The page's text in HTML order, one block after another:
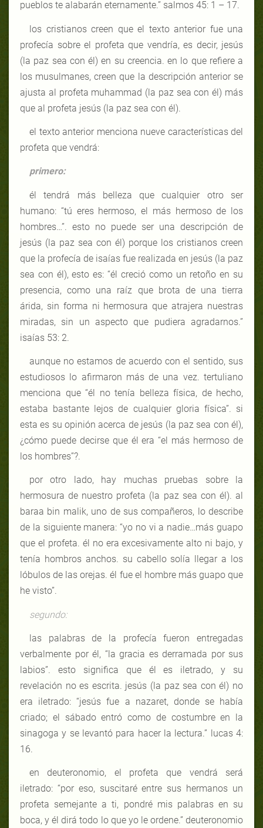
pueblos te alabarán eternamente.” salmos 45: 1 – 17.
los cristianos creen que el texto anterior fue una
profecía sobre el profeta que vendría, es decir, jesús
(la paz sea con él) en su creencia. en lo que refiere a
los musulmanes, creen que la descripción anterior se
ajusta al profeta muhammad (la paz sea con él) más
que al profeta jesús (la paz sea con él).
el texto anterior menciona nueve características del
profeta que vendrá:
primero:
él tendrá más belleza que cualquier otro ser
humano: “tú eres hermoso, el más hermoso de los
hombres…”. esto no puede ser una descripción de
jesús (la paz sea con él) porque los cristianos creen
que la profecía de isaías fue realizada en jesús (la paz
sea con él), esto es: “él creció como un retoño en su
presencia, como una raíz que brota de una tierra
árida, sin forma ni hermosura que atrajera nuestras
miradas, sin un aspecto que pudiera agradarnos.”
isaías 53: 2.
aunque no estamos de acuerdo con el sentido, sus
estudiosos lo afirmaron más de una vez. tertuliano
menciona que “él no tenía belleza física, de hecho,
estaba bastante lejos de cualquier gloria física”. si
esta es su opinión acerca de jesús (la paz sea con él),
¿cómo puede decirse que él era “el más hermoso de
los hombres”?.
por otro lado, hay muchas pruebas sobre la
hermosura de nuestro profeta (la paz sea con él). al
baraa bin malik, uno de sus compañeros, lo describe
de la siguiente manera: “yo no vi a nadie…más guapo
que el profeta. él no era excesivamente alto ni bajo, y
tenía hombros anchos. su cabello solía llegar a los
lóbulos de las orejas. él fue el hombre más guapo que
he visto”.
segundo:
las palabras de la profecía fueron entregadas
verbalmente por él, “la gracia es derramada por sus
labios”. esto significa que él es iletrado, y su
revelación no es escrita. jesús (la paz sea con él) no
era iletrado: “jesús fue a nazaret, donde se había
criado; el sábado entró como de costumbre en la
sinagoga y se levantó para hacer la lectura.” lucas 4:
16.
en deuteronomio, el profeta que vendrá será
iletrado: “por eso, suscitaré entre sus hermanos un
profeta semejante a ti, pondré mis palabras en su
boca, y él dirá todo lo que yo le ordene.” deuteronomio